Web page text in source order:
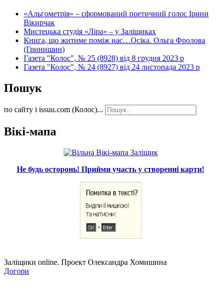
«Альгометрія» – сформований поетичний голос Ірини
Вікирчак
Мистецька студія «Ліра» – у Заліщиках
Книга, що житиме поміж нас…Осіка. Ольга Фролова
(Гринишин)
Газета "Колос", № 25 (8928) від 8 грудня 2023 р
Газета "Колос", № 24 (8927) від 24 листопада 2023 р
Пошук
по сайту і issuu.com (Колос)...
Вікі-мапа
Не будь осторонь! Прийми участь у створенні карти!
Заліщики online. Проект Олександра Хомишина
Догори